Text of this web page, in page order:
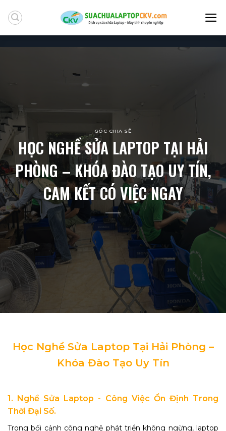
content
GÓC CHIA SẺ
HỌC NGHỀ SỬA LAPTOP TẠI HẢI
PHÒNG – KHÓA ĐÀO TẠO UY TÍN,
CAM KẾT CÓ VIỆC NGAY
Học Nghề Sửa Laptop Tại Hải Phòng –
Khóa Đào Tạo Uy Tín
1. Nghề Sửa Laptop - Công Việc Ổn Định Trong
Thời Đại Số.
Trong bối cảnh công nghệ phát triển không ngừng, laptop